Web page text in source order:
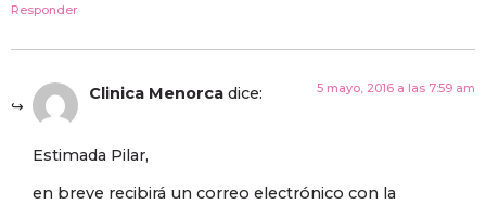
Responder
Clinica Menorca dice: 5 mayo, 2016 a las 7:59 am
Estimada Pilar,
en breve recibirá un correo electrónico con la